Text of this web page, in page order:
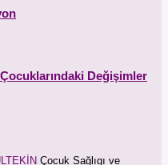
Değişimler
Çocuk Sağlıgı ve